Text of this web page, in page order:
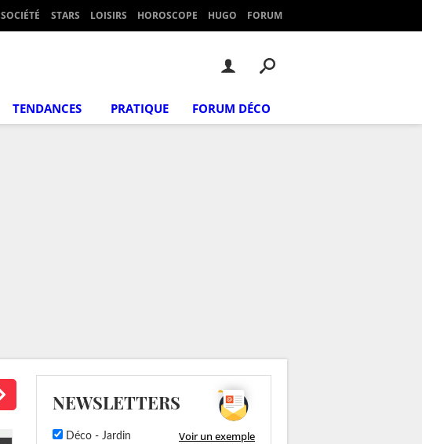
SOCIÉTÉ STARS LOISIRS HOROSCOPE HUGO FORUM
TENDANCES PRATIQUE FORUM DÉCO
NEWSLETTERS
Déco - Jardin Voir un exemple